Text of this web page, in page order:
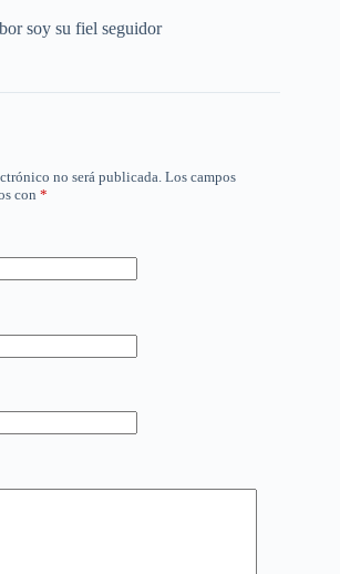
soy su fiel seguidor
no será publicada. Los campos
con *